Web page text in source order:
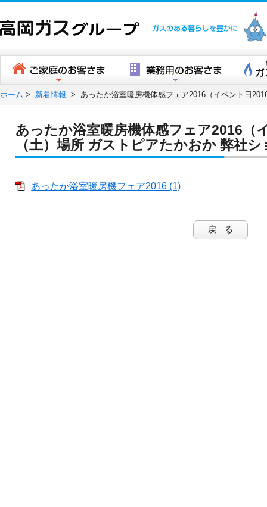
高岡ガスグ
ホーム > 新着情報 > あったか浴室暖房機体感フェア2016（イベント日
あったか浴室暖房機体感フェア2016（
（土）場所 ガストピアたかおか 弊社
あったか浴室暖房機フェア2016 (1)
戻 る